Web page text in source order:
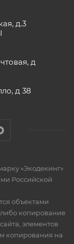
д.3
д
д 38
«Экодекинг»
Российской
объектами
копирование
элементов
копирования на